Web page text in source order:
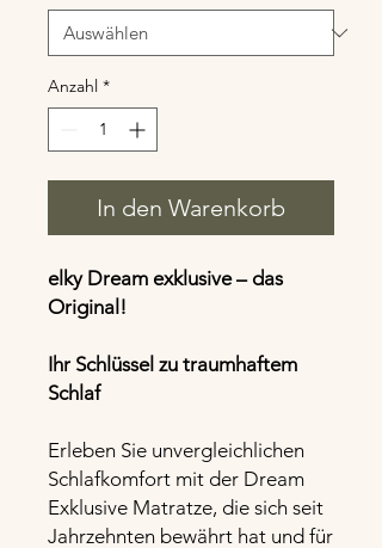
Anzahl *
In den Warenkorb
elky Dream exklusive – das
Original!
Ihr Schlüssel zu traumhaftem
Schlaf
Erleben Sie unvergleichlichen
Schlafkomfort mit der Dream
Exklusive Matratze, die sich seit
Jahrzehnten bewährt hat und für